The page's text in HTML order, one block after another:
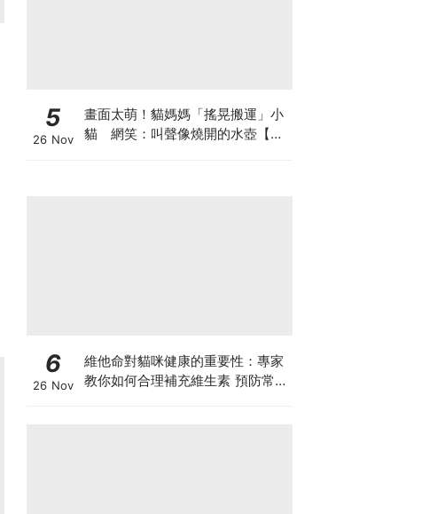
5
26 Nov
畫面太萌！貓媽媽「搖晃搬運」小
貓 網笑：叫聲像燒開的水壺【有
6
26 Nov
維他命對貓咪健康的重要性：專家
教你如何合理補充維生素 預防常見